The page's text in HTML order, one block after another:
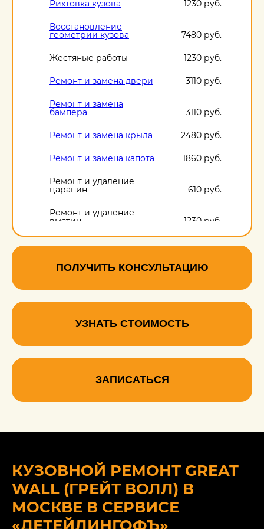
Рихтовка кузова 1230 руб.
Восстановление
геометрии кузова 7480 руб.
Жестяные работы 1230 руб.
Ремонт и замена двери 3110 руб.
Ремонт и замена
бампера 3110 руб.
Ремонт и замена крыла 2480 руб.
Ремонт и замена капота 1860 руб.
Ремонт и удаление
царапин 610 руб.
Ремонт и удаление
вмятин 1230 руб.
Ремонт и удаление
ПОЛУЧИТЬ КОНСУЛЬТАЦИЮ
УЗНАТЬ СТОИМОСТЬ
ЗАПИСАТЬСЯ
КУЗОВНОЙ РЕМОНТ GREAT
WALL (ГРЕЙТ ВОЛЛ) В
МОСКВЕ В СЕРВИСЕ
«ДЕТЕЙЛИНГОФЪ»